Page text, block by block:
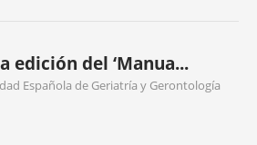
edición del ‘Manua...
Española de Geriatría y Gerontología